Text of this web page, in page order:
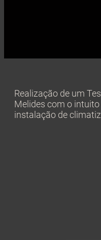
Realização de um
Melides com o
instalação de